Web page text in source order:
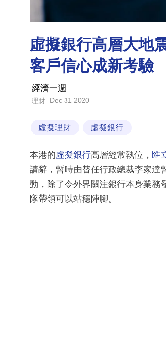
虛擬銀行高層大地
客戶信心成新考驗
經濟一週
理財 Dec 31 2020
虛擬理財 虛擬銀行
本港的虛擬銀行高層經常執位， 匯
請辭，暫時由替任行政總裁李家達
動，除了令外界關注銀行本身業務
隊帶領可以站穩陣腳。